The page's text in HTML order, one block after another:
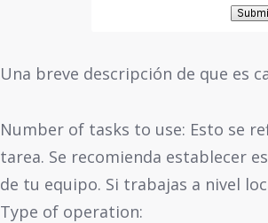
Una breve descripción de que es
Number of tasks to use: Esto se
tarea. Se recomienda establecer
de tu equipo. Si trabajas a nivel
Type of operation: